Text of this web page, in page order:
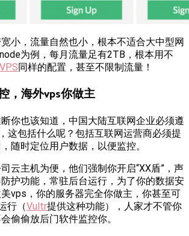
小，流量自然也小，根本不适合大中型网
为例，每月流量足有2TB，根本用不
同样的配置，甚至不限制流量！
，海外vps你做主
你也该知道，中国大陆互联网企业必须遵
这包括什么呢？包括互联网运营商必须提
随时定位用户数据，以便监控。
云主机为便，他们强制你开启“XX盾”，声
护功能，常驻后台运行，为了你的数据安
vps，你的服务器完全你做主，你甚至可
行（Vultr提供这种功能），人家才不管你
偷偷放后门软件监控你。